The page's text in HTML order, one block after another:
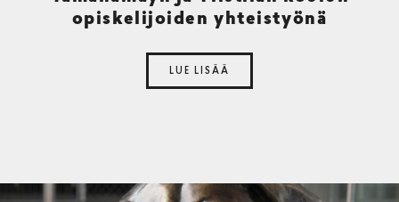
opiskelijoiden yhteistyönä
LUE LISÄÄ